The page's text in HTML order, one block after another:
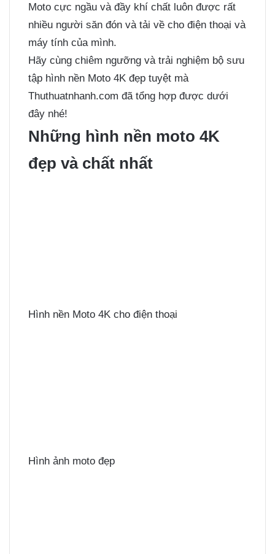
Moto cực ngầu và đầy khí chất luôn được rất
nhiều người săn đón và tải về cho điện thoại và
máy tính của mình.
Hãy cùng chiêm ngưỡng và trải nghiệm bộ sưu
tập hình nền Moto 4K đẹp tuyệt mà
Thuthuatnhanh.com đã tổng hợp được dưới
đây nhé!
Những hình nền moto 4K
đẹp và chất nhất
Hình nền Moto 4K cho điện thoại
Hình ảnh moto đẹp